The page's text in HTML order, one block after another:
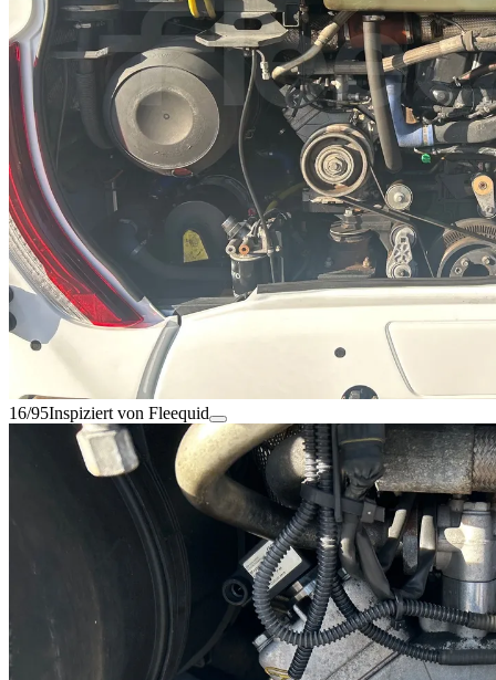
16/95Inspiziert von Fleequid